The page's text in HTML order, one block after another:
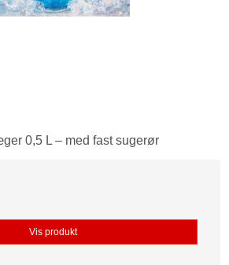
0,5 L – med fast sugerør
Vis produkt